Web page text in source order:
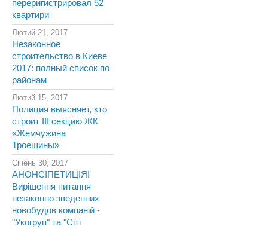
переригистрировал 52
квартири
Лютий 21, 2017
Незаконное
строительство в Киеве
2017: полный список по
районам
Лютий 15, 2017
Полиция выясняет, кто
строит III секцию ЖК
«Жемчужина
Троещины»
Січень 30, 2017
АНОНС!ПЕТИЦІЯ!
Вирішення питання
незаконно зведенних
новобудов компаній -
"Укогруп" та "Сіті